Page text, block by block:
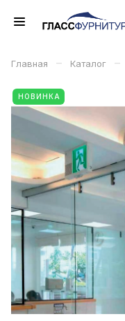
Главная – Каталог –
НОВИНКА